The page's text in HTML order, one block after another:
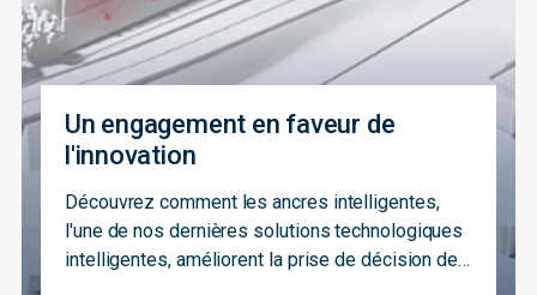
Un engagement en faveur de
l'innovation
Découvrez comment les ancres intelligentes,
l'une de nos dernières solutions technologiques
intelligentes, améliorent la prise de décision des